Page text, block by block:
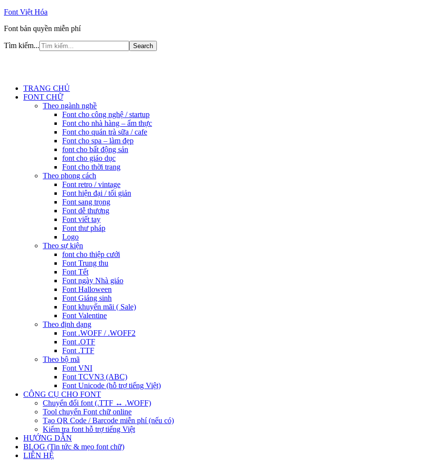
Font Việt Hóa
Font bản quyền miễn phí
Tìm kiếm...
TRANG CHỦ
FONT CHỮ
Theo ngành nghề
Font cho công nghệ / startup
Font cho nhà hàng – ẩm thực
Font cho quán trà sữa / cafe
Font cho spa – làm đẹp
font cho bất động sản
font cho giáo dục
Font cho thời trang
Theo phong cách
Font retro / vintage
Font hiện đại / tối giản
Font sang trọng
Font dễ thương
Font viết tay
Font thư pháp
Logo
Theo sự kiện
font cho thiệp cưới
Font Trung thu
Font Tết
Font ngày Nhà giáo
Font Halloween
Font Giáng sinh
Font khuyến mãi ( Sale)
Font Valentine
Theo định dạng
Font .WOFF / .WOFF2
Font .OTF
Font .TTF
Theo bộ mã
Font VNI
Font TCVN3 (ABC)
Font Unicode (hỗ trợ tiếng Việt)
CÔNG CỤ CHO FONT
Chuyển đổi font (.TTF ↔ .WOFF)
Tool chuyển Font chữ online
Tạo QR Code / Barcode miễn phí (nếu có)
Kiểm tra font hỗ trợ tiếng Việt
HƯỚNG DẪN
BLOG (Tin tức & mẹo font chữ)
LIÊN HỆ